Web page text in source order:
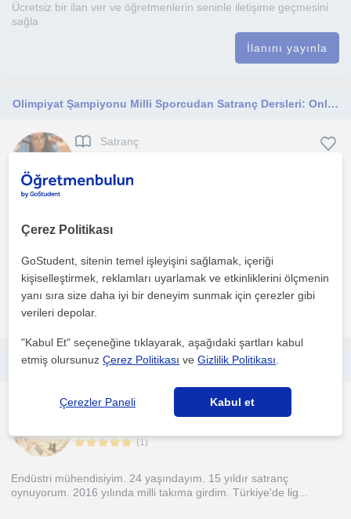
Ücretsiz bir ilan ver ve öğretmenlerin seninle iletişime geçmesini
sağla
İlanını yayınla
Olimpiyat Şampiyonu Milli Sporcudan Satranç Dersleri: Online/Yüzyüze, Her Seviyeye Uygun Özel Ders
Satranç
sunmayı amaçlıyorum. İnteraktif materyaller, oyunla...
1. ders ücretsiz
daha fazlasını gör
Satranç
(1)
Endüstri mühendisiyim. 24 yaşındayım. 15 yıldır satranç
oynuyorum. 2016 yılında milli takıma girdim. Türkiye'de lig...
Çerez Politikası
GoStudent, sitenin temel işleyişini sağlamak, içeriği
kişiselleştirmek, reklamları uyarlamak ve etkinliklerini ölçmenin
yanı sıra size daha iyi bir deneyim sunmak için çerezler gibi
verileri depolar.
"Kabul Et" seçeneğine tıklayarak, aşağıdaki şartları kabul
etmiş olursunuzÇerez Politikası veGizlilik Politikası
Çerezler Paneli Kabul et